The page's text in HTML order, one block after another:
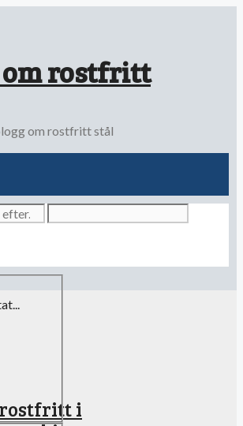
om rostfritt
om rostfritt stål
i